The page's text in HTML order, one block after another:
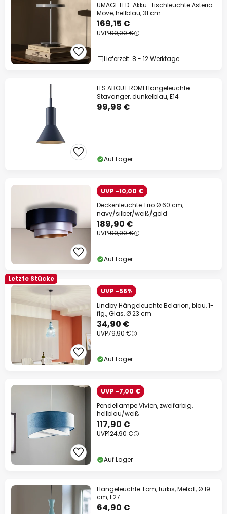
UMAGE LED-Akku-Tischleuchte Asteria
Move, hellblau, 31 cm
169,15 €
UVP199,00 €
Lieferzeit: 8 - 12 Werktage
ITS ABOUT ROMI Hängeleuchte
Stavanger, dunkelblau, E14
99,98 €
Auf Lager
UVP -10,00 €
Deckenleuchte Trio Ø 60 cm,
navy/silber/weiß/gold
189,90 €
UVP199,90 €
Auf Lager
Letzte Stücke
UVP -56%
Lindby Hängeleuchte Belarion, blau, 1-
flg., Glas, Ø 23 cm
34,90 €
UVP79,90 €
Auf Lager
UVP -7,00 €
Pendellampe Vivien, zweifarbig,
hellblau/weiß
117,90 €
UVP124,90 €
Auf Lager
Hängeleuchte Tom, türkis, Metall, Ø 19
cm, E27
64,90 €